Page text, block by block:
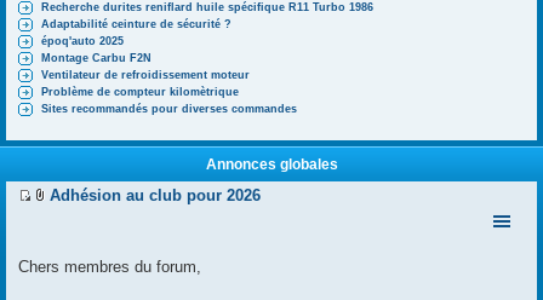
Recherche durites reniflard huile spécifique R11 Turbo 1986
Adaptabilité ceinture de sécurité ?
époq'auto 2025
Montage Carbu F2N
Ventilateur de refroidissement moteur
Problème de compteur kilomètrique
Sites recommandés pour diverses commandes
Annonces globales
r h
i
Adhésion au club pour 2026
Chers membres du forum,